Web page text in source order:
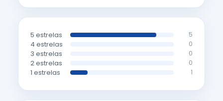
5 estrelas 5
4 estrelas 0
3 estrelas 0
2 estrelas 0
1 estrelas 1